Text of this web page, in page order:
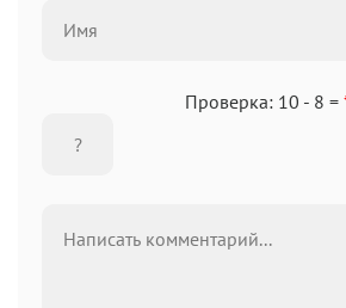
Проверка: 10 - 8 =